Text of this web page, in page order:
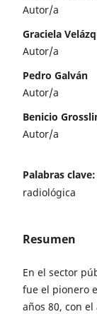
Autor/a
Graciela
Autor/a
Pedro Galván
Autor/a
Benicio
Autor/a
Palabras clave:
radiológica
Resumen
En el sector
fue el pionero
años 80, con